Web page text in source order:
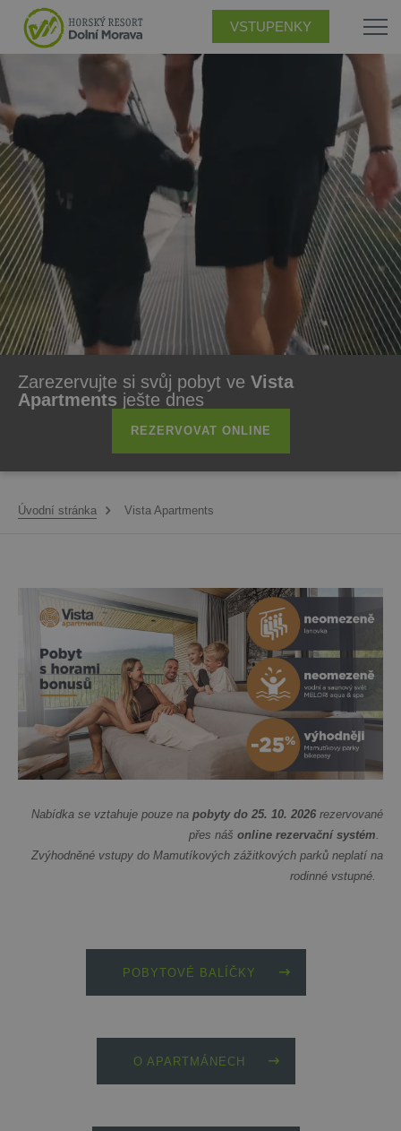
VSTUPENKY
Zarezervujte si svůj pobyt ve Vista
Apartments ješte dnes
REZERVOVAT ONLINE
Úvodní stránka Vista Apartments
Nabídka se vztahuje pouze na pobyty do 25. 10. 2026 rezervované
přes náš online rezervační systém
Zvýhodněné vstupy do Mamutíkových zážitkových parků neplatí na
rodinné vstupné.
POBYTOVÉ BALÍČKY
O APARTMÁNECH